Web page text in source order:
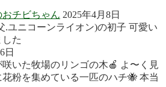
チビちゃん 2025年4月8日
.ユニコーンライオン)の初子 可愛い
た
日
いた牧場のリンゴの木🍎 よ〜く見
粉を集めている一匹のハチ🐝 本当